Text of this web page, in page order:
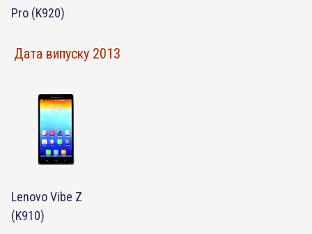
Pro (K920)
Дата випуску 2013
Lenovo Vibe Z
(K910)